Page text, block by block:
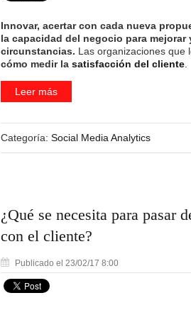
Innovar, acertar con cada nueva
la capacidad del negocio para mejorar
circunstancias. Las organizaciones que
cómo medir la satisfacción del cliente.
Leer más
Categoría: Social Media Analytics
¿Qué se necesita para pasar
con el cliente?
Publicado el 23/02/17 8:00